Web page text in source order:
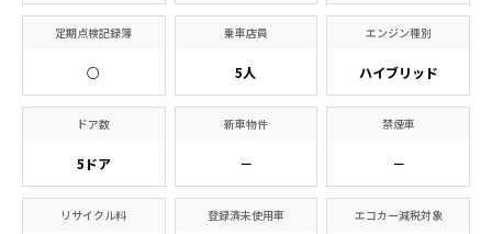
定期点検記録簿
○
乗車店員
5人
エンジン種別
ハイブリッド
ドア数
5ドア
新車物件
－
禁煙車
－
リサイクル料 登録済未使用車 エコカー減税対象